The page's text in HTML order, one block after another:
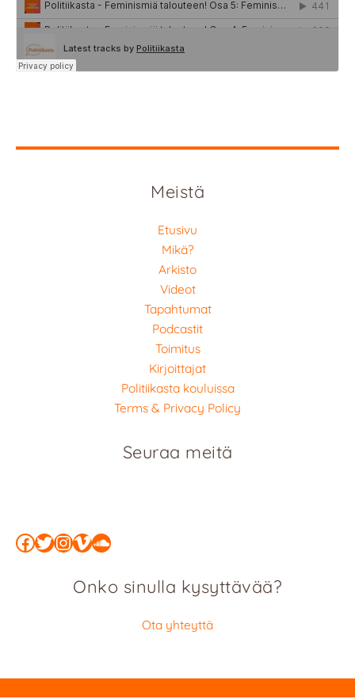
Meistä
Etusivu
Mikä?
Arkisto
Videot
Tapahtumat
Podcastit
Toimitus
Kirjoittajat
Politiikasta kouluissa
Terms & Privacy Policy
Seuraa meitä
Facebook
Twitter
Instagram
Vimeo
SoundCloud
Onko sinulla kysyttävää?
Ota yhteyttä